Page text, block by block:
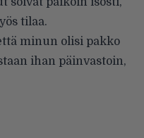
tilaa.
minun olisi pakko
ihan päinvastoin,